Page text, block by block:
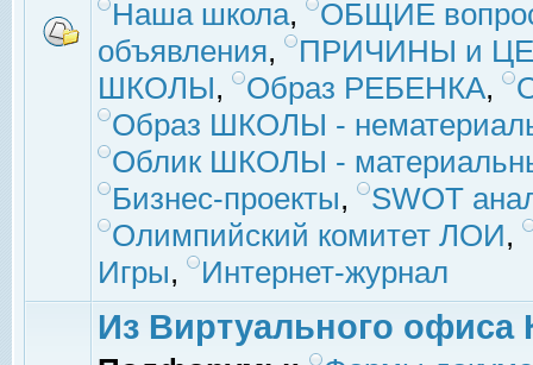
Наша школа,
ОБЩИЕ
объявления,
ПРИЧИНЫ и
ШКОЛЫ, Образ РЕБЕНКА,
Образ ШКОЛЫ -
Облик ШКОЛЫ -
Бизнес-проекты,
SWOT
Олимпийский комитет ЛОИ,
Игры, Интернет-журнал
Из Виртуального офиса